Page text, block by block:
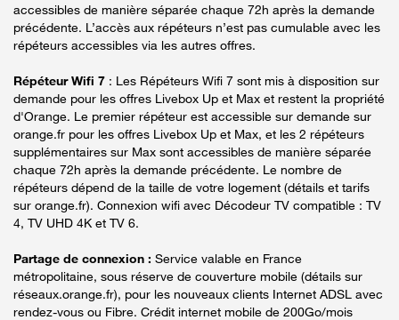
accessibles de manière séparée chaque 72h après la demande
précédente. L’accès aux répéteurs n’est pas cumulable avec les
répéteurs accessibles via les autres offres.
Répéteur Wifi 7 : Les Répéteurs Wifi 7 sont mis à disposition sur
demande pour les offres Livebox Up et Max et restent la propriété
d'Orange. Le premier répéteur est accessible sur demande sur
orange.fr pour les offres Livebox Up et Max, et les 2 répéteurs
supplémentaires sur Max sont accessibles de manière séparée
chaque 72h après la demande précédente. Le nombre de
répéteurs dépend de la taille de votre logement (détails et tarifs
sur orange.fr). Connexion wifi avec Décodeur TV compatible : TV
4, TV UHD 4K et TV 6.
Partage de connexion : Service valable en France
métropolitaine, sous réserve de couverture mobile (détails sur
réseaux.orange.fr), pour les nouveaux clients Internet ADSL avec
rendez-vous ou Fibre. Crédit internet mobile de 200Go/mois